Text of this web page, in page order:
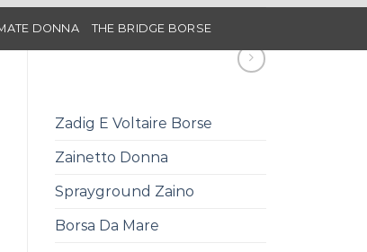
DONNA THE BRIDGE BORSE
Zadig E Voltaire Borse
Zainetto Donna
Sprayground Zaino
Borsa Da Mare